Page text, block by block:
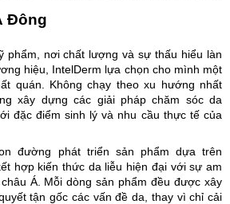
Đông
phẩm, nơi chất lượng và sự thấu hiểu làn
hiệu, IntelDerm lựa chọn cho mình một
quán. Không chạy theo xu hướng nhất
xây dựng các giải pháp chăm sóc da
đặc điểm sinh lý và nhu cầu thực tế của
đường phát triển sản phẩm dựa trên
hợp kiến thức da liễu hiện đại với sự am
Á. Mỗi dòng sản phẩm đều được xây
tận gốc các vấn đề da, thay vì chỉ cải